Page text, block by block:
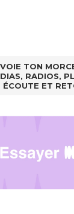
TON
RADIOS,
ÉCOUTE ET